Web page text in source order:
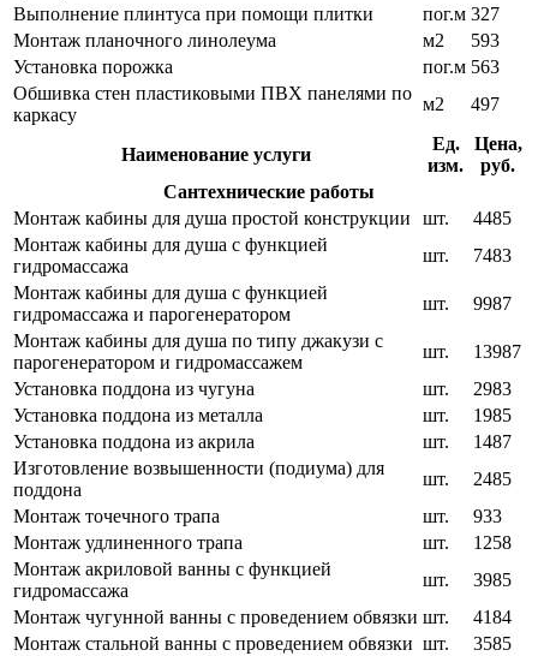
Выполнение плинтуса при помощи плитки
пог.м 327
Монтаж планочного линолеума
м2
593
Установка порожка
пог.м 563
Обшивка стен пластиковыми ПВХ панелями по
каркасу
м2 497
Наименование услуги
Ед.
изм.
Цена,
руб.
Сантехнические работы
Монтаж кабины для душа простой конструкции
шт.
4485
Монтаж кабины для душа с функцией
гидромассажа
шт.
7483
Монтаж кабины для душа с функцией
гидромассажа и парогенератором
шт.
9987
Монтаж кабины для душа по типу джакузи с
парогенератором и гидромассажем
шт.
13987
Установка поддона из чугуна
шт.
2983
Установка поддона из металла
шт.
1985
Установка поддона из акрила
шт.
1487
Изготовление возвышенности (подиума) для
поддона
шт.
2485
Монтаж точечного трапа
шт.
933
Монтаж удлиненного трапа
шт.
1258
Монтаж акриловой ванны с функцией
гидромассажа
шт.
3985
Монтаж чугунной ванны с проведением обвязки шт.
4184
Монтаж стальной ванны с проведением обвязки шт.
3585